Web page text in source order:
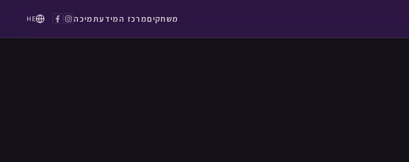
משחקיםמרכז המידעתמיכה HE